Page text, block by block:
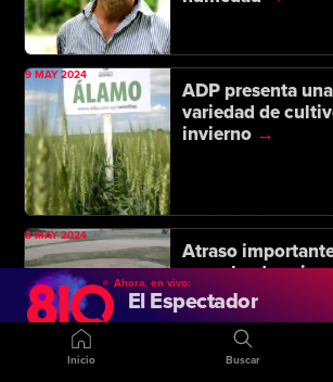
Inicio Buscar
ADP presenta
variedad de
invierno
9 MAY 2024
Atraso
cosecha de soja,
sobrecostos por
8 MAY 2024
Ahora, en vivo:
El Espectador